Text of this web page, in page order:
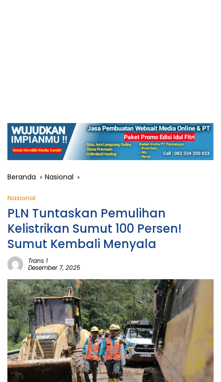
Beranda Nasional
Nasional
PLN Tuntaskan Pemulihan
Kelistrikan Sumut 100 Persen!
Sumut Kembali Menyala
Trans 1
Desember 7, 2025